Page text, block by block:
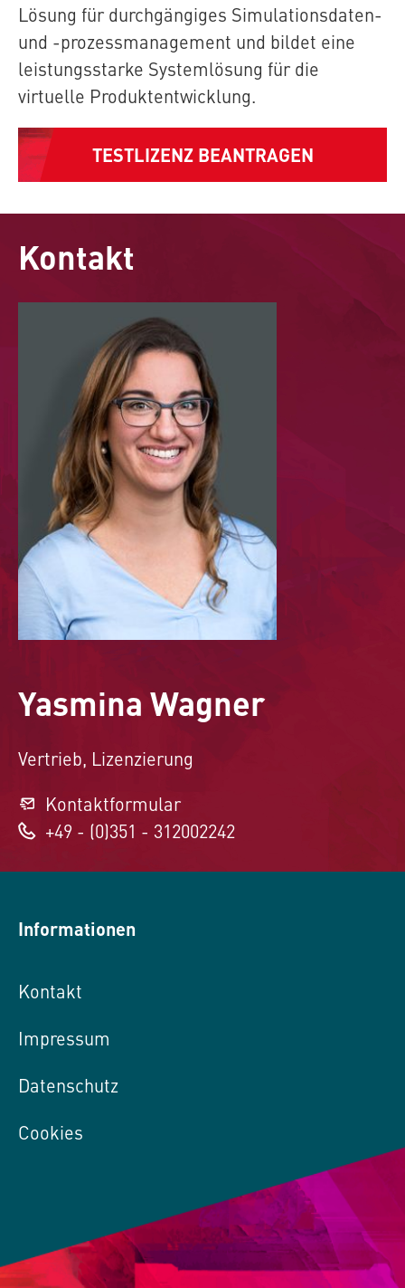
Lösung für durchgängiges Simulationsdaten-
und -prozessmanagement und bildet eine
leistungsstarke Systemlösung für die
virtuelle Produktentwicklung.
TESTLIZENZ BEANTRAGEN
Kontakt
Yasmina Wagner
Vertrieb, Lizenzierung
Kontaktformular
+49 - (0)351 - 312002242
Informationen
Kontakt
Impressum
Datenschutz
Cookies